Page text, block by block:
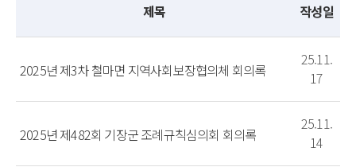
제목 작성일
2025년 제3차 철마면 지역사회보장협의체 회의록
25.11.
17
2025년 제482회 기장군 조례규칙심의회 회의록
25.11.
14